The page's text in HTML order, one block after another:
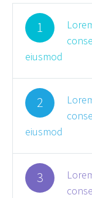
1
eiusmod
2
eiusmod
3